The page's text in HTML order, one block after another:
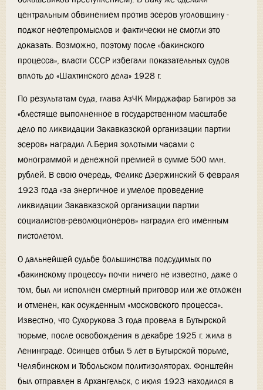
центральным обвинением против эсеров уголовщину -
поджог нефтепромыслов и фактически не смогли это
доказать. Возможно, поэтому после «бакинского
процесса», власти СССР избегали показательных судов
вплоть до «Шахтинского дела» 1928 г.
По результатам суда, глава АзЧК Мирджафар Багиров за
«блестяще выполненное в государственном масштабе
дело по ликвидации Закавказской организации партии
эсеров» наградил Л.Берия золотыми часами с
монограммой и денежной премией в сумме 500 млн.
рублей. В свою очередь, Феликс Дзержинский 6 февраля
1923 года «за энергичное и умелое проведение
ликвидации Закавказской организации партии
социалистов-революционеров» наградил его именным
пистолетом.
О дальнейшей судьбе большинства подсудимых по
«бакинскому процессу» почти ничего не известно, даже о
том, был ли исполнен смертный приговор или же отложен
и отменен, как осужденным «московского процесса».
Известно, что Сухорукова 3 года провела в Бутырской
тюрьме, после освобождения в декабре 1925 г. жила в
Ленинграде. Осинцев отбыл 5 лет в Бутырской тюрьме,
Челябинском и Тобольском политизоляторах. Фонштейн
был отправлен в Архангельск, с июля 1923 находился в